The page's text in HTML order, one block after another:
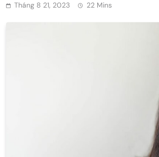
Tháng 8 21, 2023 22 Mins